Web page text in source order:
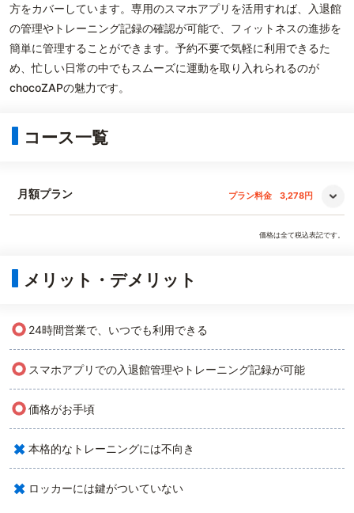
方をカバーしています。専用のスマホアプリを活用すれば、入退館
の管理やトレーニング記録の確認が可能で、フィットネスの進捗を
簡単に管理することができます。予約不要で気軽に利用できるた
め、忙しい日常の中でもスムーズに運動を取り入れられるのが
chocoZAPの魅力です。
コース一覧
月額プラン プラン料金 3,278円
価格は全て税込表記です。
メリット・デメリット
○ 24時間営業で、いつでも利用できる
○ スマホアプリでの入退館管理やトレーニング記録が可能
○価格がお手頃
× 本格的なトレーニングには不向き
× ロッカーには鍵がついていない